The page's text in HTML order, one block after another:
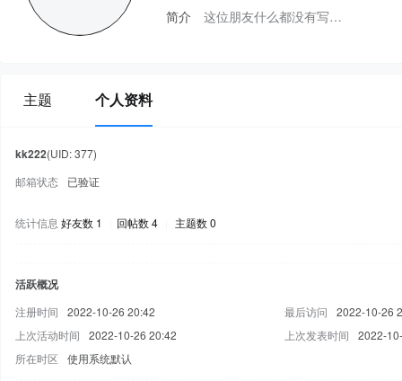
简介
这位朋友什么都没有写…
主题 个人资料
kk222(UID: 377)
邮箱状态
已验证
统计信息 好友数 1 回帖数 4 主题数 0
活跃概况
注册时间 2022-10-26 20:42 最后访问
2022-10-26
上次活动时间
2022-10-26 20:42 上次发表时间
2022-
所在时区
使用系统默认